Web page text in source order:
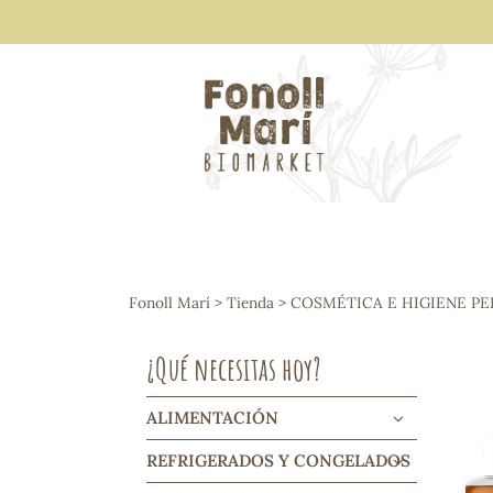
Arroces y legumbres
Frutos secos y snacks
Cereales, mueslis, hinchados y
Galletas y dulces
Vinos y cavas
Condimentos y salsas
Harinas y sémolas
Pasta
Fonoll Marí > Tienda > COSMÉTICA E HIGIENE
¿Qué necesitas hoy?
ALIMENTACIÓN
REFRIGERADOS Y CONGELADOS